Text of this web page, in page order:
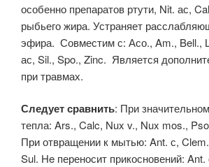
особенно препаратов ртути, Nit. ас,
рыбьего жира. Устраняет
эфира. Совместим с: Асо., Am., Bell.,
ас, Sil., Spo., Zinc. Является
при травмах.
Следует сравнить: При
тепла: Ars., Calc, Nux v., Nux mos.,
При отвращении к мытью: Ant. с,
Sul. He переносит прикосновений: